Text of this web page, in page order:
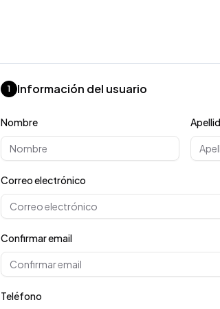
1 Información del usuario
Nombre
Correo electrónico
Confirmar email
Teléfono